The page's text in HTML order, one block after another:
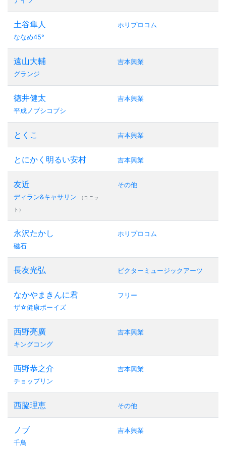
土谷隼人
ななめ45°
ホリプロコム
遠山大輔
グランジ
吉本興業
徳井健太
平成ノブシコブシ
吉本興業
とくこ 吉本興業
とにかく明るい安村 吉本興業
友近
ディラン&キャサリン
（ユニッ
ト）
その他
永沢たかし
磁石
ホリプロコム
長友光弘 ビクターミュージックアーツ
なかやまきんに君
ザ☆健康ボーイズ
フリー
西野亮廣
キングコング
吉本興業
西野恭之介
チョップリン
吉本興業
西脇理恵 その他
ノブ
千鳥
吉本興業